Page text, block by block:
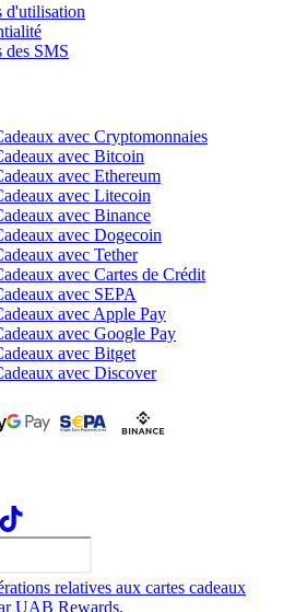
d'utilisation
des SMS
avec Cryptomonnaies
avec Bitcoin
avec Ethereum
avec Litecoin
avec Binance
avec Dogecoin
avec Tether
avec Cartes de Crédit
avec SEPA
avec Apple Pay
avec Google Pay
avec Bitget
avec Discover
relatives aux cartes cadeaux
UAB Rewards.